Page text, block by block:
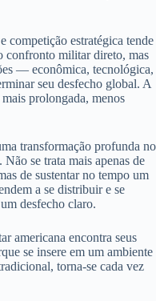
competição estratégica tende
confronto militar direto, mas
— econômica, tecnológica,
seu desfecho global. A
prolongada, menos
transformação profunda no
se trata mais apenas de
de sustentar no tempo um
a se distribuir e se
desfecho claro.
americana encontra seus
se insere em um ambiente
torna-se cada vez